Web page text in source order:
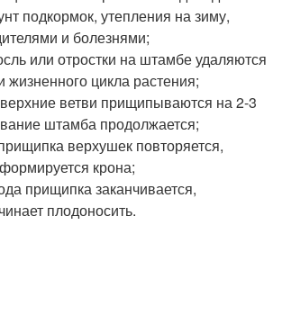
подкормок, утепления на зиму,
и болезнями;
или отростки на штамбе удаляются
жизненного цикла растения;
ветви прищипываются на 2-3
штамба продолжается;
верхушек повторяется,
крона;
прищипка заканчивается,
плодоносить.